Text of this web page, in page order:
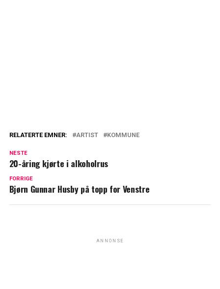
RELATERTE EMNER: ARTIST KOMMUNE
NESTE
20-åring kjørte i alkoholrus
FORRIGE
Bjørn Gunnar Husby på topp for Venstre
ANNONSE